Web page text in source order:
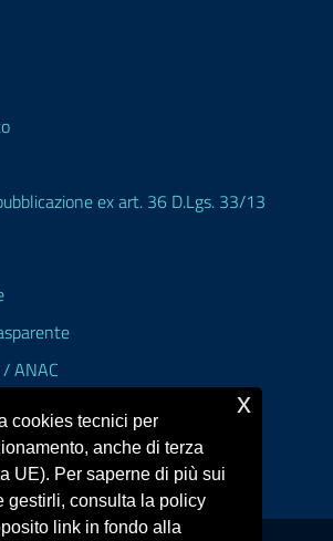
ex art. 36 D.Lgs. 33/13
ANAC
cookies tecnici per
anche di terza
UE). Per saperne di più sui
gestirli, consulta la policy
link in fondo alla
x